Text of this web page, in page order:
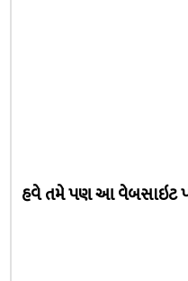
હવે તમે પણ આ વેબસાઇટ પર